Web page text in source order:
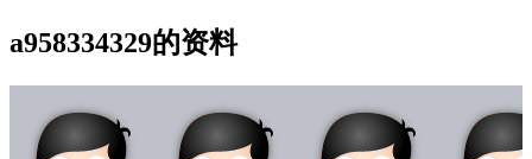
a958334329的资料